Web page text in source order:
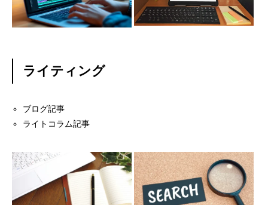
ライティング
ブログ記事
ライトコラム記事